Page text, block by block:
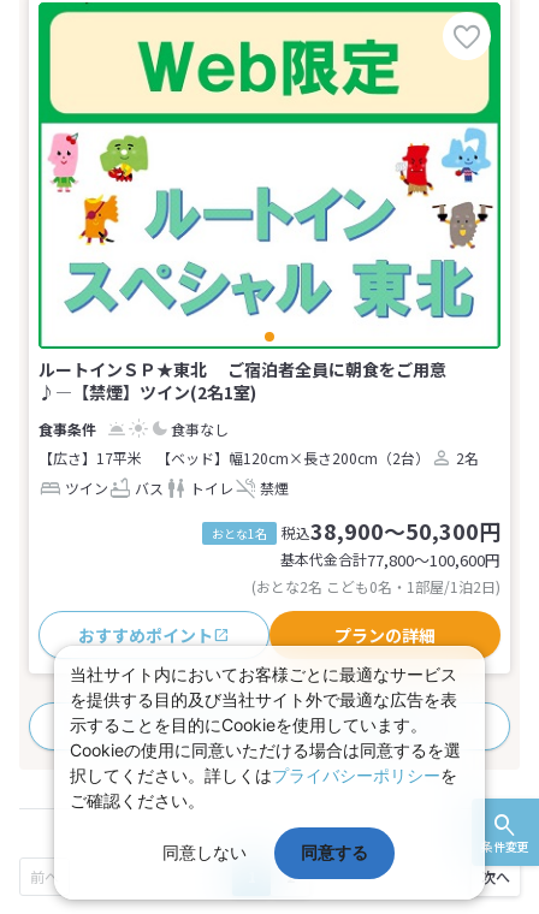
条件変更
ルートインＳＰ★東北 ご宿泊者全員に朝食をご用意
♪―【禁煙】ツイン(2名1室)
食事なし
【広さ】17平米
【ベッド】幅120cm×長さ200cm（2台）
2名
ツイン
バス トイレ 禁煙
おとな1名 税込38,900～50,300円
基本代金合計77,800〜100,600円
(おとな2名 こども0名・1部屋/1泊2日)
おすすめポイント プランの詳細
すべてのプランを見る(10プラン、1部屋タイプ)
2
当社サイト内においてお客様ごとに最適なサービス
を提供する目的及び当社サイト外で最適な広告を表
示することを目的にCookieを使用しています。
Cookieの使用に同意いただける場合は同意するを選
択してください。詳しくはプライバシーポリシーを
ご確認ください。
同意しない 同意する